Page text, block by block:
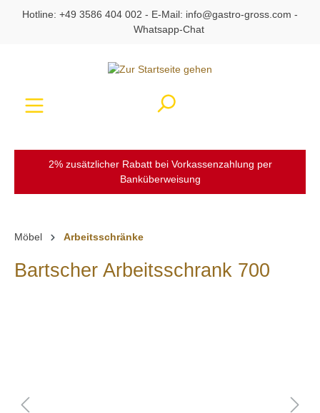
springen
Hotline: +49 3586 404 002 - E-Mail: info@gastro-gross.com -
Whatsapp-Chat
2% zusätzlicher Rabatt bei Vorkassenzahlung per
Banküberweisung
Möbel Arbeitsschränke
Bartscher Arbeitsschrank 700